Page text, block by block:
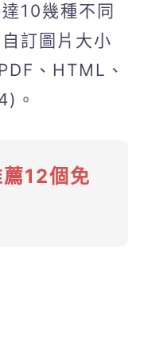
10幾種不同
訂圖片大小
、HTML、
。
12個免